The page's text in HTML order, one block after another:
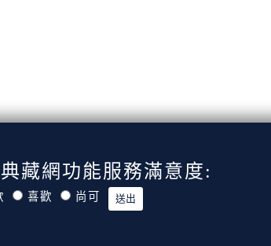
藏網功能服務滿意度:
喜歡 尚可